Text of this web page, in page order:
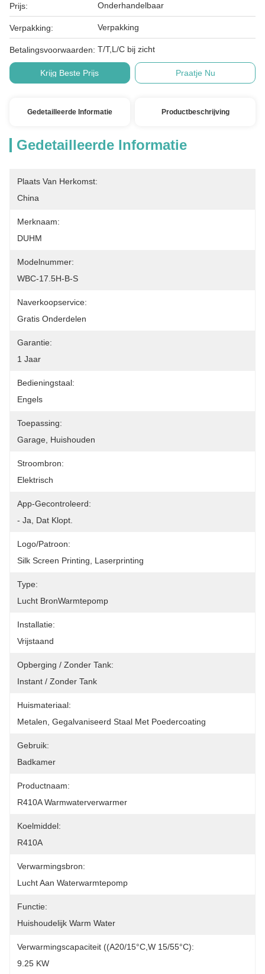
Prijs: Onderhandelbaar
Verpakking: Verpakking
Betalingsvoorwaarden: T/T,L/C bij zicht
Krijg Beste Prijs Praatje Nu
Gedetailleerde Informatie Productbeschrijving
Gedetailleerde Informatie
Plaats Van Herkomst:
China
Merknaam:
DUHM
Modelnummer:
WBC-17.5H-B-S
Naverkoopservice:
Gratis Onderdelen
Garantie:
1 Jaar
Bedieningstaal:
Engels
Toepassing:
Garage, Huishouden
Stroombron:
Elektrisch
App-Gecontroleerd:
- Ja, Dat Klopt.
Logo/patroon:
Silk Screen Printing, Laserprinting
Type:
Lucht BronWarmtepomp
Installatie:
Vrijstaand
Opberging / Zonder Tank:
Instant / Zonder Tank
Huismateriaal:
Metalen, Gegalvaniseerd Staal Met Poedercoating
Gebruik:
Badkamer
Productnaam:
R410A Warmwaterverwarmer
Koelmiddel:
R410A
Verwarmingsbron:
Lucht Aan Waterwarmtepomp
Functie:
Huishoudelijk Warm Water
Verwarmingscapaciteit ((A20/15°C,W 15/55°C):
9.25 KW